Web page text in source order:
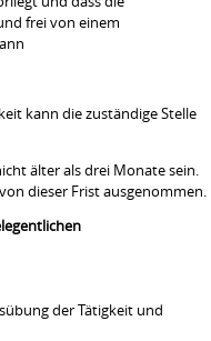
frei von einem
kann die zuständige Stelle
älter als drei Monate sein.
dieser Frist ausgenommen.
der Tätigkeit und